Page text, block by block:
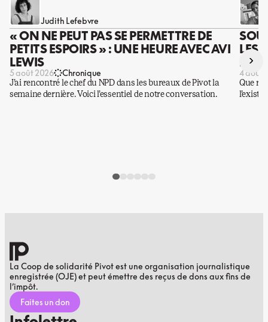
Judith Lefebvre
« ON NE PEUT PAS SE PERMETTRE DE
PETITS ESPOIRS » : UNE HEURE AVEC AVI
LEWIS
5 août 2026 Chronique
J’ai rencontré le chef du NPD dans les bureaux de Pivot la
semaine dernière. Voici l’essentiel de notre conversation.
LES
DES
4 août
Que
›
La Coop de solidarité Pivot est une organisation journalistique
enregistrée (OJE) et peut émettre des reçus de dons aux fins de
l’impôt.
Faites un don